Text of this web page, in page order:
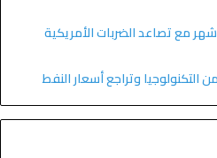
مع تصاعد الضربات الأمريكية
التكنولوجيا وتراجع أسعار النفط